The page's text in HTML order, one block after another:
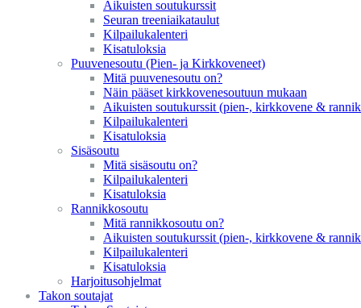
Aikuisten soutukurssit
Seuran treeniaikataulut
Kilpailukalenteri
Kisatuloksia
Puuvenesoutu (Pien- ja Kirkkoveneet)
Mitä puuvenesoutu on?
Näin pääset kirkkovenesoutuun mukaan
Aikuisten soutukurssit (pien-, kirkkovene &
Kilpailukalenteri
Kisatuloksia
Sisäsoutu
Mitä sisäsoutu on?
Kilpailukalenteri
Kisatuloksia
Rannikkosoutu
Mitä rannikkosoutu on?
Aikuisten soutukurssit (pien-, kirkkovene &
Kilpailukalenteri
Kisatuloksia
Harjoitusohjelmat
Takon soutajat